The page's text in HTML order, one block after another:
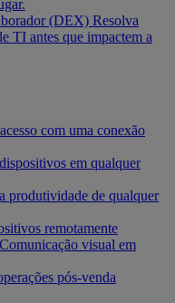
(DEX) Resolva
TI antes que impactem a
com uma conexão
em qualquer
produtividade de qualquer
remotamente
Comunicação visual em
pós-venda